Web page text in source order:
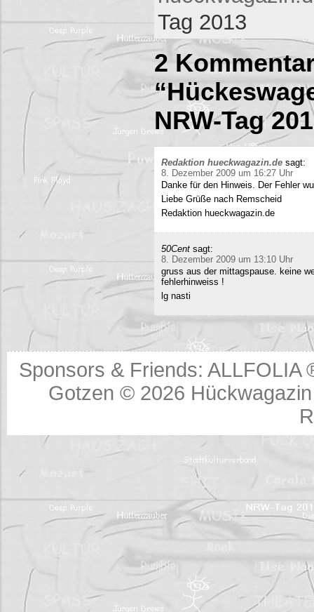
Tag 2013
2
NRW-Tag
Redaktion hueckwagazin.de sagt:
8. Dezember 2009 um 16:27 Uhr
Danke für den Hinweis. Der Fehler
Liebe Grüße nach Remscheid
Redaktion hueckwagazin.de
50Cent sagt:
8. Dezember 2009 um 13:10 Uhr
gruss aus der mittagspause. keine
fehlerhinweiss !
lg nasti
Sponsors & Friends:ALLFOLIA
Gotzen © 2026